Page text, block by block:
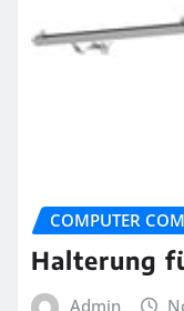
COMPUTER
Halterung
Admin